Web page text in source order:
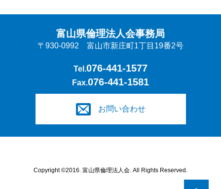
富山県倫理法人会事務局
〒930-0992 富山市新庄町1丁目19番2号
Tel.076-441-1577
Fax.076-441-1581
お問い合わせ
Copyright ©2016. 富山県倫理法人会. All Rights Reserved.